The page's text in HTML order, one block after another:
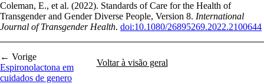
Coleman, E., et al. (2022). Standards of Care for the Health of
Transgender and Gender Diverse People, Version 8. International
Journal of Transgender Health. doi:10.1080/26895269.2022.2100644
← Vorige
Espironolactona em
cuidados de genero
Voltar à visão geral